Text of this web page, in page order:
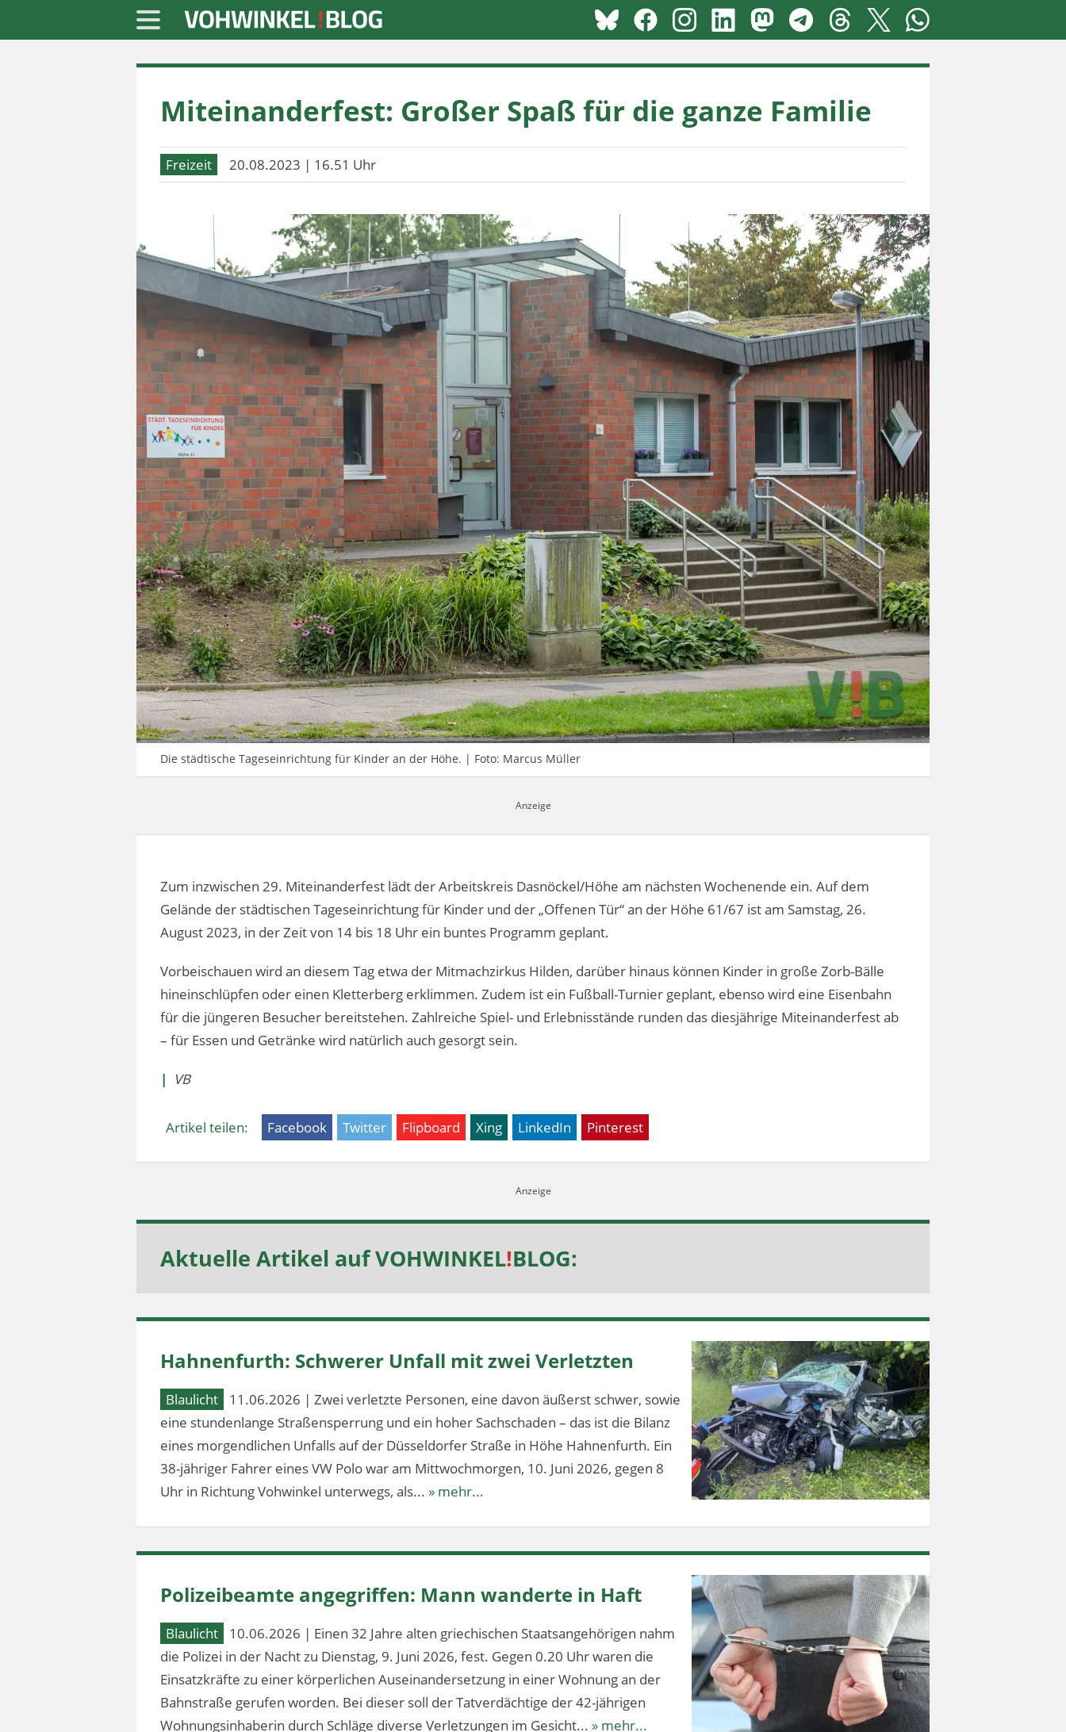
Startseite
» Blaulicht
» Notizen
» Wirtschaft
Werbung
Datenschutz
Impressum
Miteinanderfest: Großer Spaß für die ganze Familie
Freizeit 20.08.2023 | 16.51 Uhr
Die städtische Tageseinrichtung für Kinder an der Höhe. | Foto: Marcus Müller
Zum inzwischen 29. Miteinanderfest lädt der Arbeitskreis Dasnöckel/Höhe am nächsten Wochenende ein. Auf dem
Gelände der städtischen Tageseinrichtung für Kinder und der „Offenen Tür“ an der Höhe 61/67 ist am Samstag, 26.
August 2023, in der Zeit von 14 bis 18 Uhr ein buntes Programm geplant.
Vorbeischauen wird an diesem Tag etwa der Mitmachzirkus Hilden, darüber hinaus können Kinder in große Zorb-Bälle
hineinschlüpfen oder einen Kletterberg erklimmen. Zudem ist ein Fußball-Turnier geplant, ebenso wird eine Eisenbahn
für die jüngeren Besucher bereitstehen. Zahlreiche Spiel- und Erlebnisstände runden das diesjährige Miteinanderfest ab
– für Essen und Getränke wird natürlich auch gesorgt sein.
| VB
Artikel teilen: Facebook Twitter Flipboard Xing LinkedIn Pinterest
Aktuelle Artikel aufVOHWINKEL!BLOG:
Hahnenfurth: Schwerer Unfall mit zwei Verletzten
Blaulicht
11.06.2026 | Zwei verletzte Personen, eine davon äußerst schwer, sowie
eine stundenlange Straßensperrung und ein hoher Sachschaden – das ist die Bilanz
eines morgendlichen Unfalls auf der Düsseldorfer Straße in Höhe Hahnenfurth. Ein
38-jähriger Fahrer eines VW Polo war am Mittwochmorgen, 10. Juni 2026, gegen 8
Uhr in Richtung Vohwinkel unterwegs, als... » mehr...
Polizeibeamte angegriffen: Mann wanderte in Haft
Blaulicht
10.06.2026 | Einen 32 Jahre alten griechischen Staatsangehörigen nahm
die Polizei in der Nacht zu Dienstag, 9. Juni 2026, fest. Gegen 0.20 Uhr waren die
Einsatzkräfte zu einer körperlichen Auseinandersetzung in einer Wohnung an der
Bahnstraße gerufen worden. Bei dieser soll der Tatverdächtige der 42-jährigen
Wohnungsinhaberin durch Schläge diverse Verletzungen im Gesicht... » mehr...